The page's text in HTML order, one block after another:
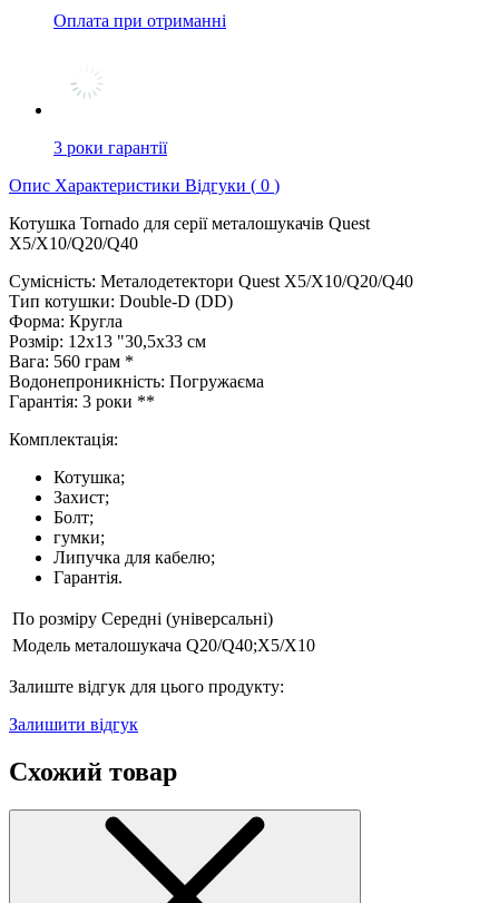
Оплата при отриманні
3 роки гарантії
Опис Характеристики Відгуки ( 0 )
Котушка Tornado для серії металошукачів Quest
X5/X10/Q20/Q40
Сумісність: Металодетектори Quest X5/X10/Q20/Q40
Тип котушки: Double-D (DD)
Форма: Кругла
Розмір: 12x13 "30,5x33 см
Вага: 560 грам *
Водонепроникність: Погружаєма
Гарантія: 3 роки **
Комплектація:
Котушка;
Захист;
Болт;
гумки;
Липучка для кабелю;
Гарантія.
По розміру Середні (універсальні)
Модель металошукача Q20/Q40;X5/X10
Залиште відгук для цього продукту:
Залишити відгук
Схожий товар